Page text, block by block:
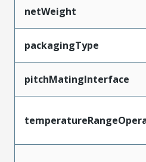
netWeight
packagingType
pitchMatingInterface